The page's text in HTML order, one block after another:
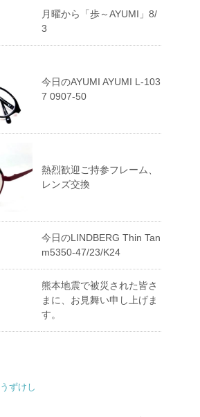
月曜から「歩～AYUMI」8/
3
今日のAYUMI AYUMI L-103
7 0907-50
熱烈歓迎ご持参フレーム、
レンズ交換
今日のLINDBERG Thin Tan
m5350-47/23/K24
熊本地震で被災された皆さ
まに、お見舞い申し上げま
す。
ずけし